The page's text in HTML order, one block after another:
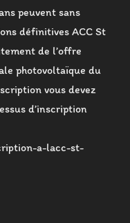
peuvent sans
définitives ACC St
de l’offre
photovoltaïque du
vous devez
d’inscription
a-lacc-st-